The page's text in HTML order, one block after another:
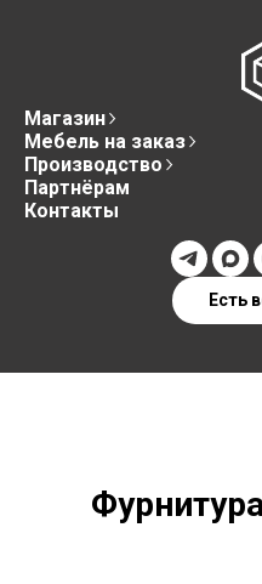
Магазин
Мебель на заказ
Производство
Партнёрам
Контакты
Есть